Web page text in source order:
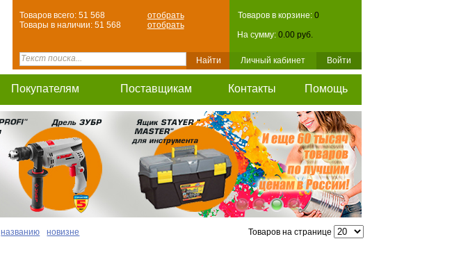
Товаров в корзине: 0
На сумму: 0.00 руб.
Личный кабинет Войти
Товаров всего: 51 568
отобрать
Товары в наличии: 51 568
отобрать
Покупателям Поставщикам Контакты Помощь
названию новизне Товаров на странице